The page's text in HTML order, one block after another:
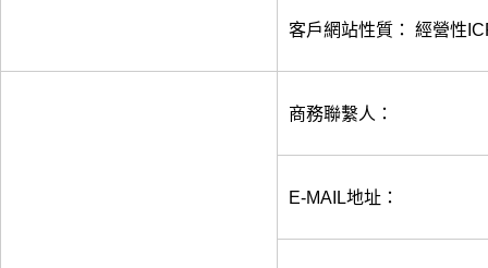
客戶網站性質： 經營性
商務聯繫人：
E-MAIL地址：